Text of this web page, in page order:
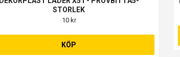
STORLEK
10 kr
KÖP